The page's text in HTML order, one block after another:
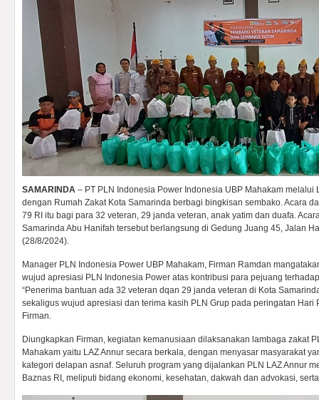
SAMARINDA – PT PLN Indonesia Power Indonesia UBP Mahakam melalui
dengan Rumah Zakat Kota Samarinda berbagi bingkisan sembako. Acara
79 RI itu bagi para 32 veteran, 29 janda veteran, anak yatim dan duafa.
Samarinda Abu Hanifah tersebut berlangsung di Gedung Juang 45, Jalan
(28/8/2024).
Manager PLN Indonesia Power UBP Mahakam, Firman Ramdan
wujud apresiasi PLN Indonesia Power atas kontribusi para pejuang
“Penerima bantuan ada 32 veteran dqan 29 janda veteran di Kota
sekaligus wujud apresiasi dan terima kasih PLN Grup pada peringatan Hari
Firman.
Diungkapkan Firman, kegiatan kemanusiaan dilaksanakan lambaga zakat
Mahakam yaitu LAZ Annur secara berkala, dengan menyasar masyarakat
kategori delapan asnaf. Seluruh program yang dijalankan PLN LAZ Annur
Baznas RI, meliputi bidang ekonomi, kesehatan, dakwah dan advokasi,